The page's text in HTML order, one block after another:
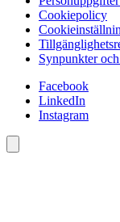
Cookiepolicy
Synpunkter
Facebook
LinkedIn
Instagram